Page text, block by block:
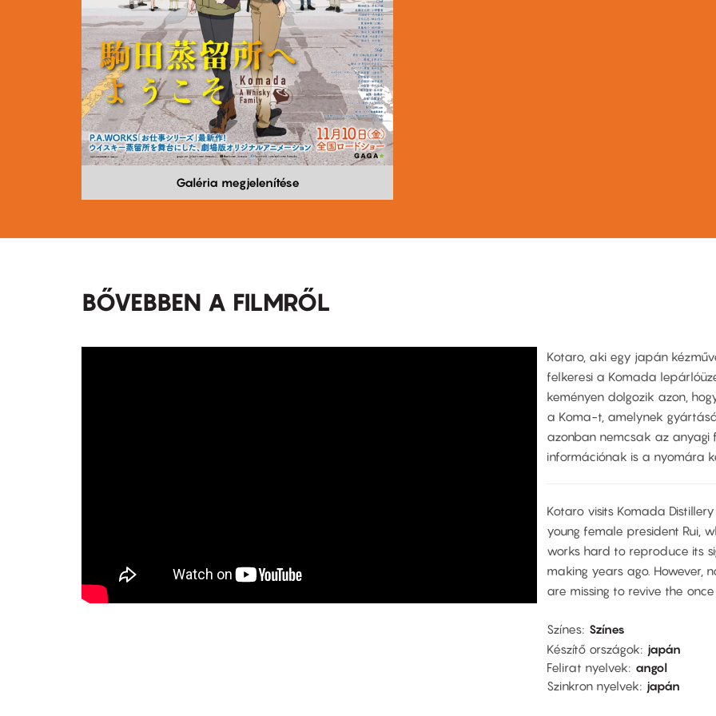
Galéria megjelenítése
BŐVEBBEN A FILMRŐL
Kotaro, aki egy japán
felkeresi a Komada
keményen dolgozik azon,
a Koma-t, amelynek
azonban nemcsak az anyagi
információnak is a nyomára
Kotaro visits Komada
young female president Rui,
works hard to reproduce its
making years ago. However,
are missing to revive the
Színes Színes
Készítő országok
japán
Felirat nyelvek
angol
Szinkron nyelvek
japán